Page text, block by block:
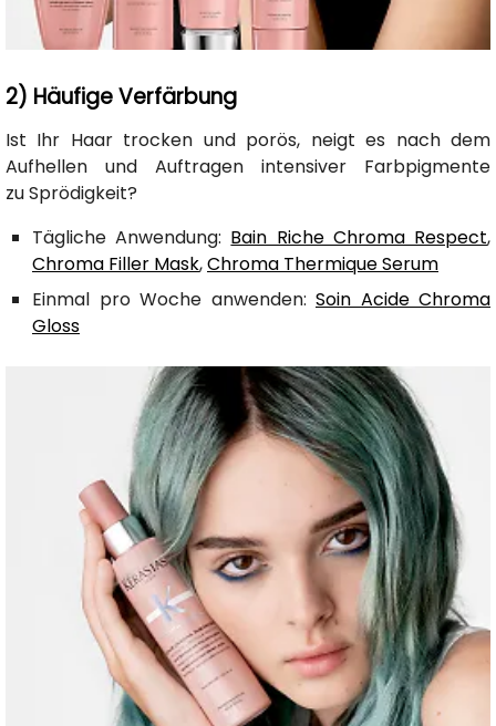
2) Häufige Verfärbung
Ist Ihr Haar trocken und porös, neigt es nach dem
Aufhellen und Auftragen intensiver Farbpigmente
zu Sprödigkeit?
Tägliche Anwendung: Bain Riche Chroma Respect,
Chroma Filler Mask,Chroma Thermique Serum
Einmal pro Woche anwenden: Soin Acide Chroma
Gloss